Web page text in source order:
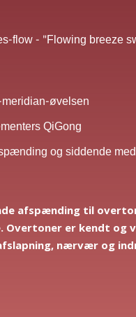
flow - "Flowing breeze
øvelsen
QiGong
og siddende
afspænding til
Overtoner er kendt og
nærvær og